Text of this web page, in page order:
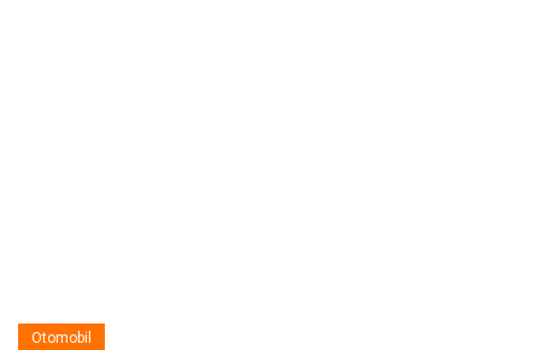
Otomobil